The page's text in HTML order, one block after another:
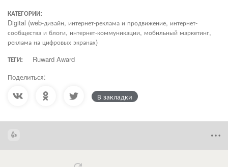
КАТЕГОРИИ:
Digital (web-дизайн, интернет-реклама и продвижение, интернет-
сообщества и блоги, интернет-коммуникации, мобильный маркетинг,
реклама на цифровых экранах)
ТЕГИ:
Ruward Award
Поделиться:
В закладки